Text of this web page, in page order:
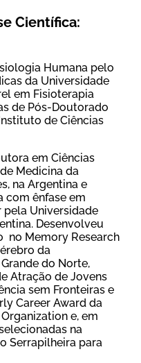
Científica:
Humana pelo
da Universidade
em Fisioterapia
de Pós-Doutorado
de Ciências
em Ciências
Medicina da
na Argentina e
com ênfase em
Universidade
Desenvolveu
no Memory Research
da
do Norte,
Atração de Jovens
sem Fronteiras e
Career Award da
e, em
na
Serrapilheira para